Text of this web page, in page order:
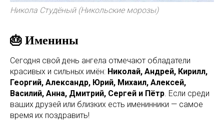
Никола Студёный (Никольские морозы)
🎂 Именины
Сегодня свой день ангела отмечают обладатели
красивых и сильных имён: Николай, Андрей, Кирилл,
Георгий, Александр, Юрий, Михаил, Алексей,
Василий, Анна, Дмитрий, Сергей и Пётр. Если среди
ваших друзей или близких есть именинники — самое
время их поздравить!